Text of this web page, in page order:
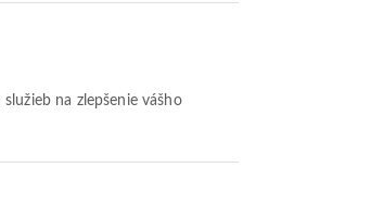
na zlepšenie vášho